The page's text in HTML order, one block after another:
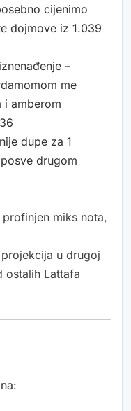
cijenimo
dojmove iz 1.039
–
me
i amberom
dupe za 1
drugom
miks nota,
u drugoj
ostalih Lattafa